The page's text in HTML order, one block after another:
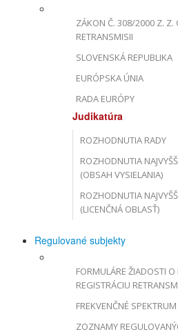
ZÁKON Č. 308/2000 Z. Z.
RETRANSMISII
SLOVENSKÁ REPUBLIKA
EURÓPSKA ÚNIA
RADA EURÓPY
Judikatúra
ROZHODNUTIA RADY
ROZHODNUTIA
(OBSAH VYSIELANIA)
ROZHODNUTIA
(LICENČNÁ OBLASŤ)
Regulované subjekty
FORMULÁRE ŽIADOSTI O
REGISTRÁCIU
FREKVENČNÉ
ZOZNAMY